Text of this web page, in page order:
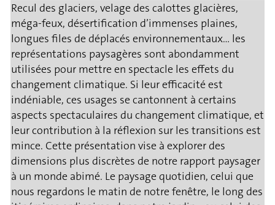
Recul des glaciers, velage des calottes glacières,
méga-feux, désertification d’immenses plaines,
longues files de déplacés environnementaux… les
représentations paysagères sont abondamment
utilisées pour mettre en spectacle les effets du
changement climatique. Si leur efficacité est
indéniable, ces usages se cantonnent à certains
aspects spectaculaires du changement climatique, et
leur contribution à la réflexion sur les transitions est
mince. Cette présentation vise à explorer des
dimensions plus discrètes de notre rapport paysager
à un monde abimé. Le paysage quotidien, celui que
nous regardons le matin de notre fenêtre, le long des